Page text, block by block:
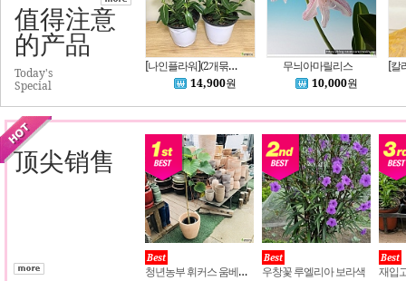
值得注意
的产品
Today's
Special
[나인플라워](2개묶음) 핑크색 꽃이 매력적인 목일일초 149 화원 농원
14,900원
무늬아마릴리스
10,000원
顶尖销售
Best
청년농부 휘커스 움베르타
Best
우창꽃 루엘리아 보라색
Best